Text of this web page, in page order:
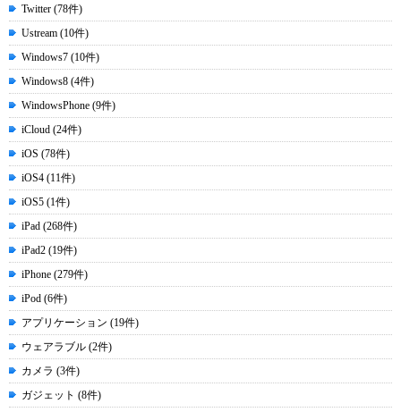
Twitter (78件)
Ustream (10件)
Windows7 (10件)
Windows8 (4件)
WindowsPhone (9件)
iCloud (24件)
iOS (78件)
iOS4 (11件)
iOS5 (1件)
iPad (268件)
iPad2 (19件)
iPhone (279件)
iPod (6件)
アプリケーション (19件)
ウェアラブル (2件)
カメラ (3件)
ガジェット (8件)